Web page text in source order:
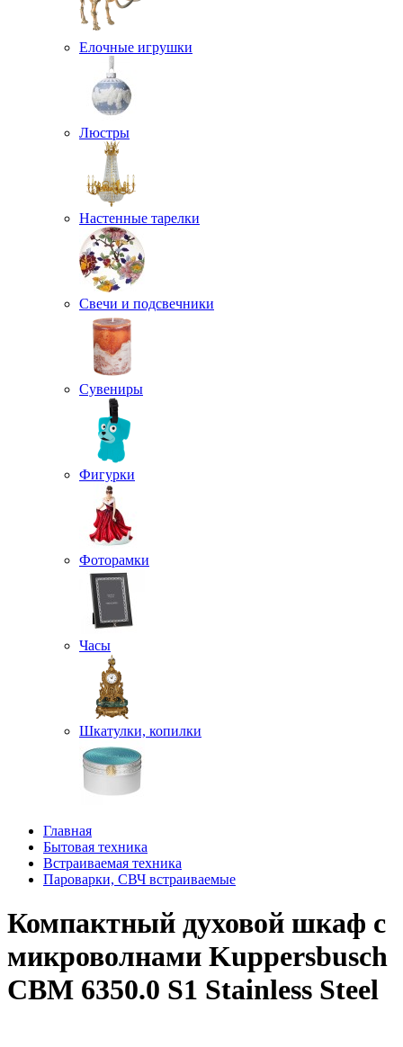
Елочные игрушки
Люстры
Настенные тарелки
Свечи и подсвечники
Сувениры
Фигурки
Фоторамки
Часы
Шкатулки, копилки
Главная
Бытовая техника
Встраиваемая техника
Пароварки, СВЧ встраиваемые
Компактный духовой шкаф с
микроволнами Kuppersbusch
CBM 6350.0 S1 Stainless Steel